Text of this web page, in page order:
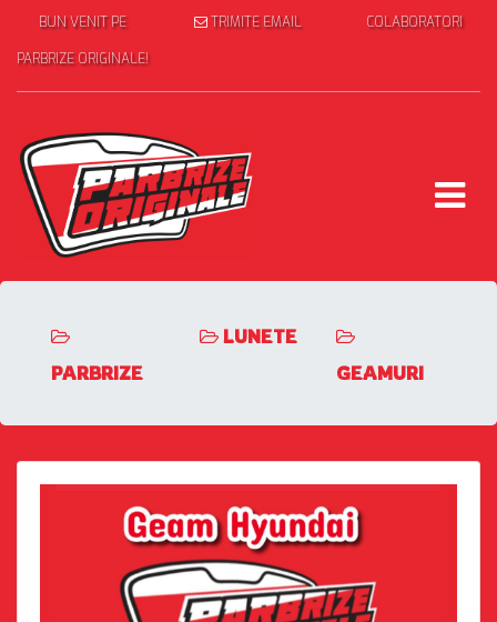
BUN VENIT PE
PARBRIZE ORIGINALE!
TRIMITE EMAIL COLABORATORI
PARBRIZE
LUNETE
GEAMURI